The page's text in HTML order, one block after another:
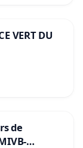
VERT DU
de